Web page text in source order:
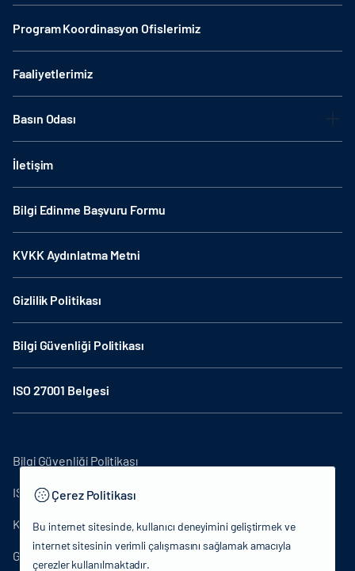
Program Koordinasyon Ofislerimiz
Faaliyetlerimiz
Basın Odası
İletişim
Bilgi Edinme Başvuru Formu
KVKK Aydınlatma Metni
Gizlilik Politikası
Bilgi Güvenliği Politikası
ISO 27001 Belgesi
Bilgi Güvenliği Politikası
ISO27001
KVKK Aydınlatma Metni
Gizlilik Politikası
Çerez Politikası
Bu internet sitesinde, kullanıcı deneyimini geliştirmek ve
internet sitesinin verimli çalışmasını sağlamak amacıyla
çerezler kullanılmaktadır.